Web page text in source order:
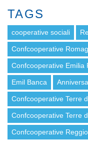
TAGS
cooperative sociali
Confcooperative
Confcooperative Emilia
Emil Banca
Confcooperative Terre
Confcooperative Terre
Confcooperative